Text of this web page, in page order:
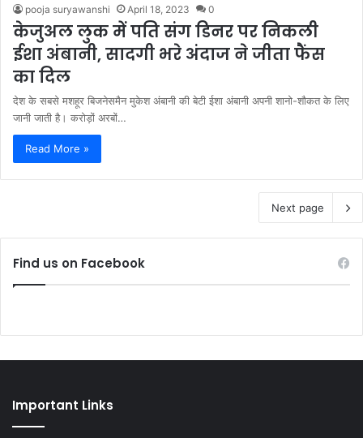
pooja suryawanshi April 18, 2023 0
केजुअल लुक में पति संग डिनर पर निकली
ईशा अंबानी, सादगी भरे अंदाज ने जीता फैंस
का दिल
देश के सबसे मशहूर बिजनेसमैन मुकेश अंबानी की बेटी ईशा अंबानी अपनी शानो-शौकत के लिए
जानी जाती है। करोड़ों अरबों…
Read More »
Next page
Find us on Facebook
Important Links